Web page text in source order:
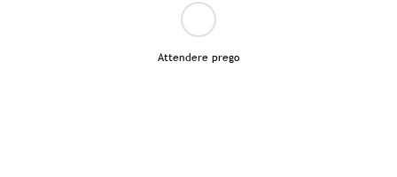
Attendere prego